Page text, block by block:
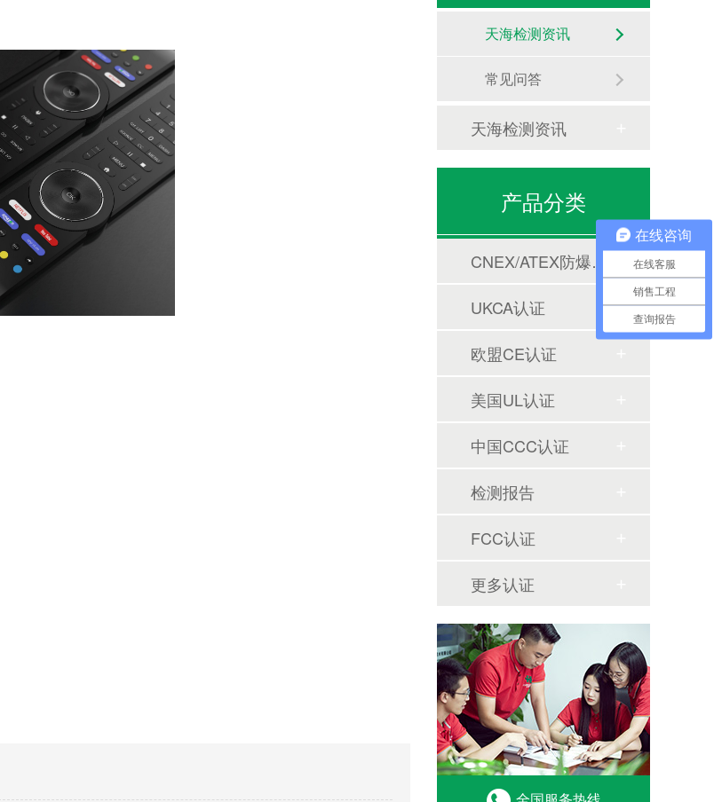
天海检测资讯
常见问答
天海检测资讯
产品分类
CNEX/ATEX防爆合格证
UKCA认证
欧盟CE认证
美国UL认证
中国CCC认证
检测报告
FCC认证
更多认证
在线咨询
在线客服
销售工程
查询报告